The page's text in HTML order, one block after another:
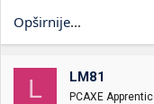
Opširnije...
L LM81
PCAXE